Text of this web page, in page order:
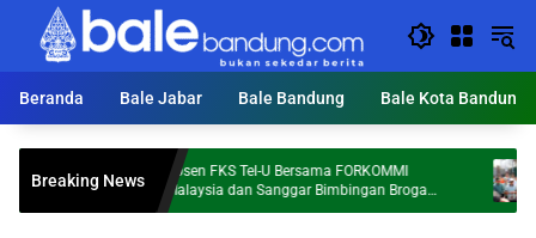
Langsung
konten
Beranda
Bale Jabar Bale Bandung Bale Kota Bandung
Breaking NewsDosen FKS Tel-U Bersama FORKOMMI
Malaysia dan Sanggar Bimbingan Broga
Perkuat Kolaborasi Internasional melalui
KDS
Ton